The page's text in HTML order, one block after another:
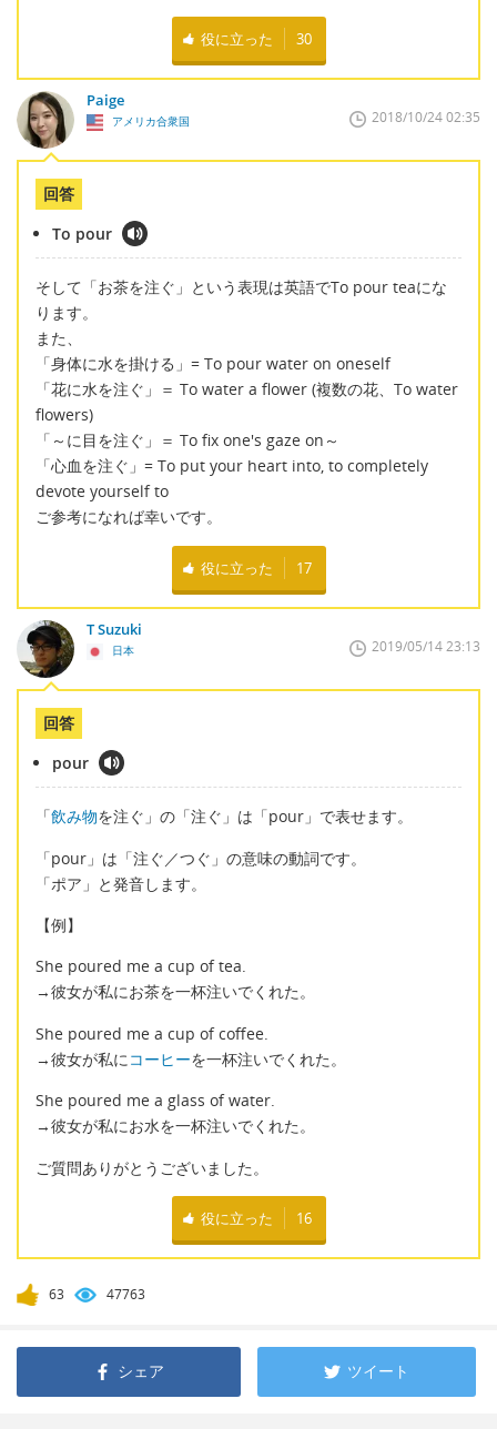
役に立った 30
Paige
アメリカ合衆国 2018/10/24 02:35
回答
To pour
そして「お茶を注ぐ」という表現は英語でTo pour teaにな
ります。
また、
「身体に水を掛ける」= To pour water on oneself
「花に水を注ぐ」＝ To water a flower (複数の花、To water
flowers)
「～に目を注ぐ」＝ To fix one's gaze on～
「心血を注ぐ」= To put your heart into, to completely
devote yourself to
ご参考になれば幸いです。
役に立った 17
T Suzuki
日本 2019/05/14 23:13
回答
pour
「飲み物を注ぐ」の「注ぐ」は「pour」で表せます。
「pour」は「注ぐ／つぐ」の意味の動詞です。
「ポア」と発音します。
【例】
She poured me a cup of tea.
→彼女が私にお茶を一杯注いでくれた。
She poured me a cup of coffee.
→彼女が私にコーヒーを一杯注いでくれた。
She poured me a glass of water.
→彼女が私にお水を一杯注いでくれた。
ご質問ありがとうございました。
役に立った 16
63 47763
シェア ツイート